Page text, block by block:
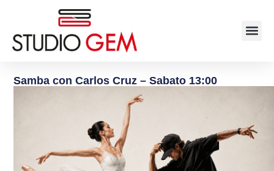
Samba con Carlos Cruz – Sabato 13:00